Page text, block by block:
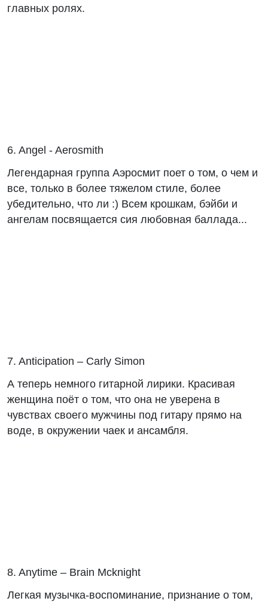
главных ролях.
6. Angel - Aerosmith
Легендарная группа Аэросмит поет о том, о чем и
все, только в более тяжелом стиле, более
убедительно, что ли :) Всем крошкам, бэйби и
ангелам посвящается сия любовная баллада...
7. Anticipation – Carly Simon
А теперь немного гитарной лирики. Красивая
женщина поёт о том, что она не уверена в
чувствах своего мужчины под гитару прямо на
воде, в окружении чаек и ансамбля.
8. Anytime – Brain Mcknight
Легкая музычка-воспоминание, признание о том,